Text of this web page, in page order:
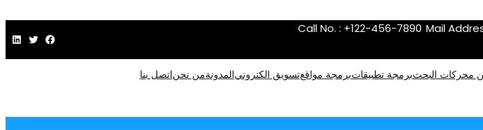
Mail
Call No. : +122-456-7890
فيسبوك تويتر لينكد إن
محركات البحثبرمجة تطبيقاتبرمجة مواقعتسويق الكترونيالمدونةمن نحناتصل بنا